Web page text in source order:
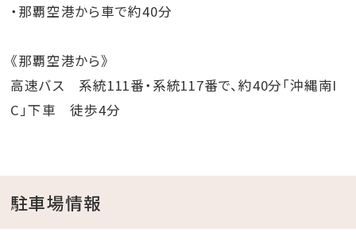
・那覇空港から車で約40分
《那覇空港から》
高速バス 系統111番・系統117番で、約40分「沖縄南I
C」下車 徒歩4分
駐車場情報